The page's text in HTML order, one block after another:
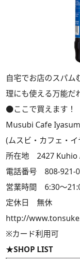
自宅でお店のスパム
理にも使える万能だ
●ここで買えます！
Musubi Cafe
(ムスビ・カフェ・
所在地 2427 Kuhio
電話番号 808-921-
営業時間 6:30～
定休日 無休
http://
※カード利用可
★SHOP LIST